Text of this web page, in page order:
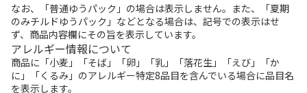
なお、「普通ゆうパック」の場合は表示しません。また、「夏期
のみチルドゆうパック」などとなる場合は、記号での表示はせ
ず、商品内容欄にその旨を表示しています。
アレルギー情報について
商品に「小麦」「そば」「卵」「乳」「落花生」「えび」「か
に」「くるみ」のアレルギー特定8品目を含んでいる場合に品目名
を表示します。